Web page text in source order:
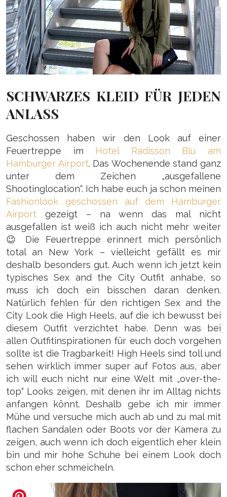
SCHWARZES KLEID FÜR JEDEN
ANLASS
Geschossen haben wir den Look auf einer
Feuertreppe im Hotel Radisson Blu am
Hamburger Airport. Das Wochenende stand ganz
unter dem Zeichen „ausgefallene
Shootinglocation“. Ich habe euch ja schon meinen
Fashionlook geschossen auf dem Hamburger
Airport gezeigt – na wenn das mal nicht
ausgefallen ist weiß ich auch nicht mehr weiter
😉 Die Feuertreppe erinnert mich persönlich
total an New York – vielleicht gefällt es mir
deshalb besonders gut. Auch wenn ich jetzt kein
typisches Sex and the City Outfit anhabe, so
muss ich doch ein bisschen daran denken.
Natürlich fehlen für den richtigen Sex and the
City Look die High Heels, auf die ich bewusst bei
diesem Outfit verzichtet habe. Denn was bei
allen Outfitinspirationen für euch doch vorgehen
sollte ist die Tragbarkeit! High Heels sind toll und
sehen wirklich immer super auf Fotos aus, aber
ich will euch nicht nur eine Welt mit „over-the-
top“ Looks zeigen, mit denen ihr im Alltag nichts
anfangen könnt. Deshalb gebe ich mir immer
Mühe und versuche mich auch ab und zu mal mit
flachen Sandalen oder Boots vor der Kamera zu
zeigen, auch wenn ich doch eigentlich eher klein
bin und mir hohe Schuhe bei einem Look doch
schon eher schmeicheln.